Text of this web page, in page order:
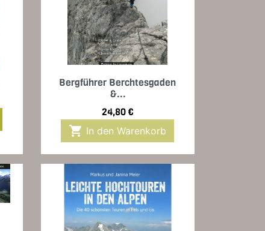
Vorschau
Bergführer Berchtesgaden
&...
Preis
24,80 €
 In den Warenkorb